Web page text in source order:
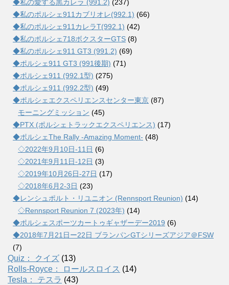
◆私の愛する黒カレラ (991.2) (237)
◆私のポルシェ911カブリオレ(992.1) (66)
◆私のポルシェ911カレラT(992.1) (42)
◆私のポルシェ718ボクスターGTS (8)
◆私のポルシェ911 GT3 (991.2) (69)
◆ポルシェ911 GT3 (991後期) (71)
◆ポルシェ911 (992.1型) (275)
◆ポルシェ911 (992.2型) (49)
◆ポルシェエクスペリエンスセンター東京 (87)
モーニングミッション (45)
◆PTX (ポルシェトラックエクスペリエンス) (17)
◆ポルシェThe Rally -Amazing Moment- (48)
◇2022年9月10日-11日 (6)
◇2021年9月11日-12日 (3)
◇2019年10月26日-27日 (17)
◇2018年6月2-3日 (23)
◆レンシュポルト・リユニオン (Rennsport Reunion) (14)
◇Rennsport Reunion 7 (2023年) (14)
◆ポルシェスポーツカートゥギャザーデー2019 (6)
◆2018年7月21日ー22日 ブランパンGTシリーズアジア＠FSW
(7)
Quiz： クイズ (13)
Rolls-Royce： ロールスロイス (14)
Tesla： テスラ (43)